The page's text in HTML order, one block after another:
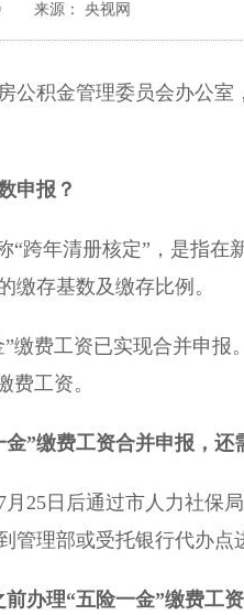
来源： 央视网
公积金管理委员会办公
申报？
年清册核定”，是指在
缴存基数及缴存比例。
费工资已实现合并申报
费工资。
”缴费工资合并申报，还
日后通过市人力社保局
管理部或受托银行代办点
前办理“五险一金”缴费工